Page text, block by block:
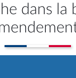
dans la